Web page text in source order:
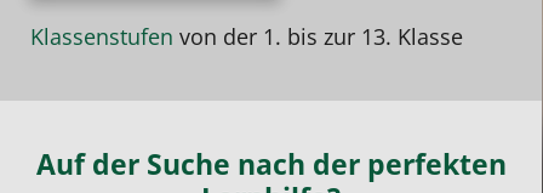
Klassenstufen von der 1. bis zur 13. Klasse
Auf der Suche nach der perfekten